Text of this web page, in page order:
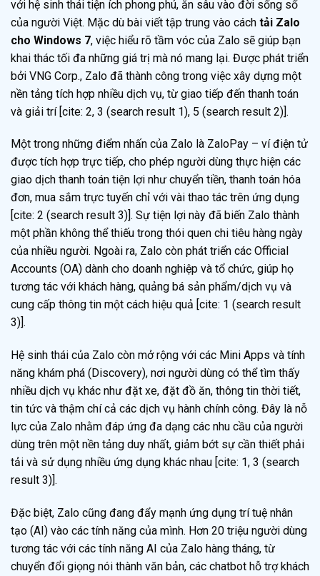
với hệ sinh thái tiện ích phong phú, ăn sâu vào đời sống số
của người Việt. Mặc dù bài viết tập trung vào cách tải Zalo
cho Windows 7, việc hiểu rõ tầm vóc của Zalo sẽ giúp bạn
khai thác tối đa những giá trị mà nó mang lại. Được phát triển
bởi VNG Corp., Zalo đã thành công trong việc xây dựng một
nền tảng tích hợp nhiều dịch vụ, từ giao tiếp đến thanh toán
và giải trí [cite: 2, 3 (search result 1), 5 (search result 2)].
Một trong những điểm nhấn của Zalo là ZaloPay – ví điện tử
được tích hợp trực tiếp, cho phép người dùng thực hiện các
giao dịch thanh toán tiện lợi như chuyển tiền, thanh toán hóa
đơn, mua sắm trực tuyến chỉ với vài thao tác trên ứng dụng
[cite: 2 (search result 3)]. Sự tiện lợi này đã biến Zalo thành
một phần không thể thiếu trong thói quen chi tiêu hàng ngày
của nhiều người. Ngoài ra, Zalo còn phát triển các Official
Accounts (OA) dành cho doanh nghiệp và tổ chức, giúp họ
tương tác với khách hàng, quảng bá sản phẩm/dịch vụ và
cung cấp thông tin một cách hiệu quả [cite: 1 (search result
3)].
Hệ sinh thái của Zalo còn mở rộng với các Mini Apps và tính
năng khám phá (Discovery), nơi người dùng có thể tìm thấy
nhiều dịch vụ khác như đặt xe, đặt đồ ăn, thông tin thời tiết,
tin tức và thậm chí cả các dịch vụ hành chính công. Đây là nỗ
lực của Zalo nhằm đáp ứng đa dạng các nhu cầu của người
dùng trên một nền tảng duy nhất, giảm bớt sự cần thiết phải
tải và sử dụng nhiều ứng dụng khác nhau [cite: 1, 3 (search
result 3)].
Đặc biệt, Zalo cũng đang đẩy mạnh ứng dụng trí tuệ nhân
tạo (AI) vào các tính năng của mình. Hơn 20 triệu người dùng
tương tác với các tính năng AI của Zalo hàng tháng, từ
chuyển đổi giọng nói thành văn bản, các chatbot hỗ trợ khách